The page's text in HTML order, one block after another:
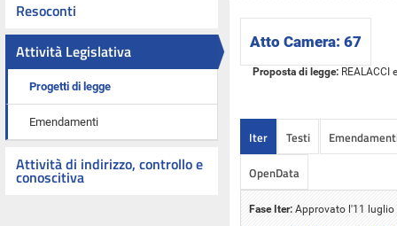
Resoconti
Attività Legislativa
Progetti di legge
Emendamenti
Attività di indirizzo, controllo e
conoscitiva
Atto Camera: 67
Proposta di legge:REALACCI
Iter Testi
OpenData
Fase Iter: Approvato l'11 luglio